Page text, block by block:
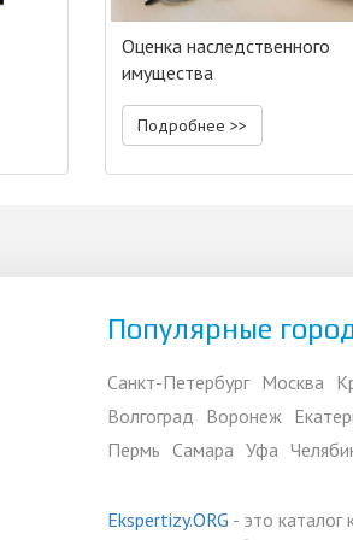
Оценка наследственного
имущества
Подробнее >>
Популярные
Санкт-Петербург Москва
Волгоград Воронеж
Пермь Самара Уфа
Ekspertizy.ORG - это каталог